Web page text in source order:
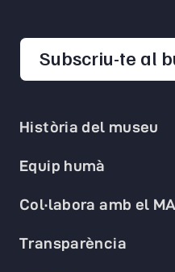
Història del museu
Equip humà
Col·labora amb el
Transparència
Subscriu-te al